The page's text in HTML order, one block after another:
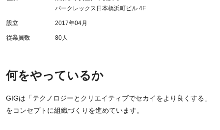
何をやっているか
GIGは「テクノロジーとクリエイティブでセカイをより良くする」
をコンセプトに組織づくりを進めています。
パークレックス日本橋浜町ビル 4F
設立 2017年04月
従業員数 80人